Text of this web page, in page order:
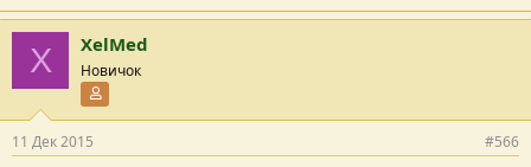
X XelMed
Новичок
11 Дек 2015 #566